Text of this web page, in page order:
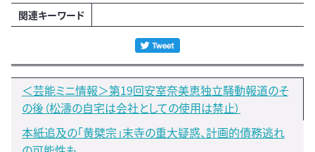
関連キーワード
＜芸能ミニ情報＞第19回安室奈美恵独立騒動報道のそ
の後（松濤の自宅は会社としての使用は禁止）
本紙追及の「黄檗宗」末寺の重大疑惑、計画的債務逃れ